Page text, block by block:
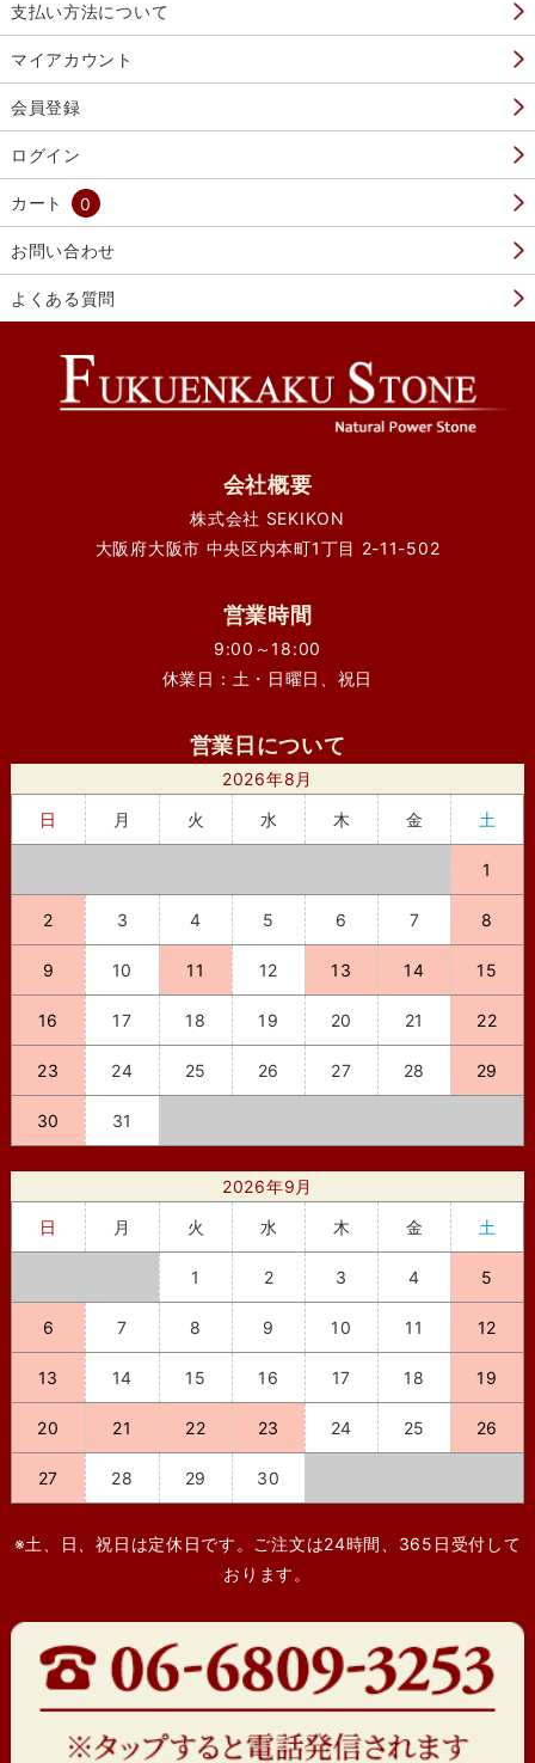
支払い方法について
マイアカウント
会員登録
ログイン
カート 0
お問い合わせ
よくある質問
会社概要
株式会社 SEKIKON
大阪府大阪市 中央区内本町1丁目 2-11-502
営業時間
9:00～18:00
休業日：土・日曜日、祝日
営業日について
2026年8月
日
月 火 水 木 金 土
1
2 3 4 5 6 7 8
9 10 11 12 13 14 15
16 17 18 19 20 21 22
23 24 25 26 27 28 29
30 31
2026年9月
日
月 火 水 木 金 土
1 2 3 4 5
6 7 8 9 10 11 12
13 14 15 16 17 18 19
20 21 22 23 24 25 26
27 28 29 30
※土、日、祝日は定休日です。ご注文は24時間、365日受付して
おります。